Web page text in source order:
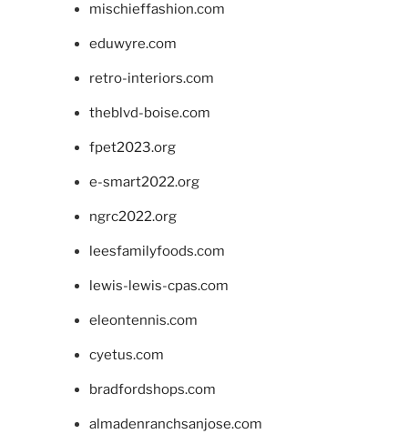
mischieffashion.com
eduwyre.com
retro-interiors.com
theblvd-boise.com
fpet2023.org
e-smart2022.org
ngrc2022.org
leesfamilyfoods.com
lewis-lewis-cpas.com
eleontennis.com
cyetus.com
bradfordshops.com
almadenranchsanjose.com